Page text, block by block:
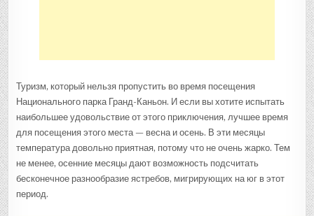
Туризм, который нельзя пропустить во время посещения
Национального парка Гранд-Каньон. И если вы хотите испытать
наибольшее удовольствие от этого приключения, лучшее время
для посещения этого места — весна и осень. В эти месяцы
температура довольно приятная, потому что не очень жарко. Тем
не менее, осенние месяцы дают возможность подсчитать
бесконечное разнообразие ястребов, мигрирующих на юг в этот
период.